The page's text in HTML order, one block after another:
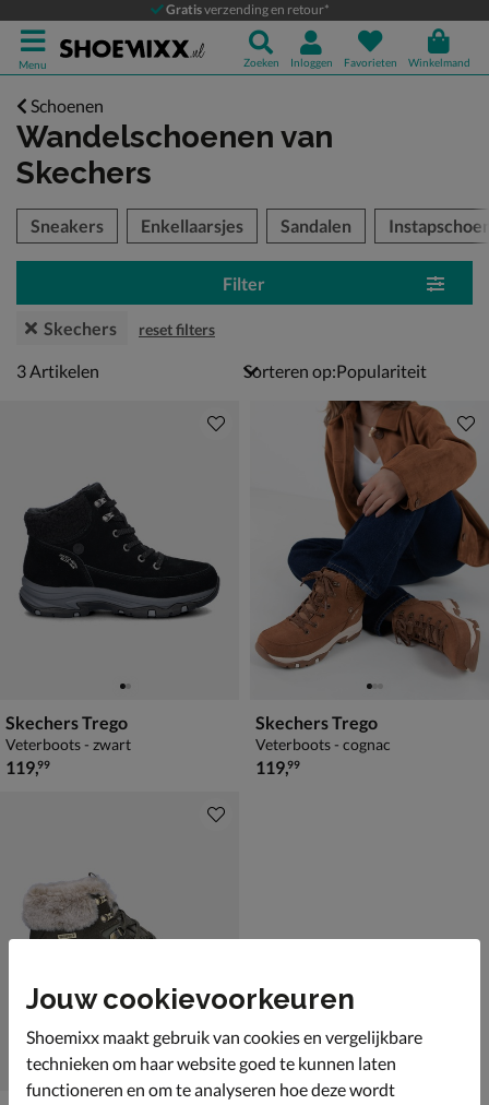
Gratisverzending en retour*
Menu Zoeken Inloggen Favorieten Winkelmand
Schoenen
Wandelschoenen van
Skechers
over
Sneakers Enkellaarsjes Sandalen
Filter
Skechers reset filters
3 artikelen
3Artikelen Sorteren op:
Skechers Trego
Veterboots - zwart
€ 119,99
119,99
Skechers Trego
Veterboots - cognac
€ 119,99
119,99
Jouw cookievoorkeuren
Shoemixx maakt gebruik van cookies en vergelijkbare
technieken om haar website goed te kunnen laten
functioneren en om te analyseren hoe deze wordt